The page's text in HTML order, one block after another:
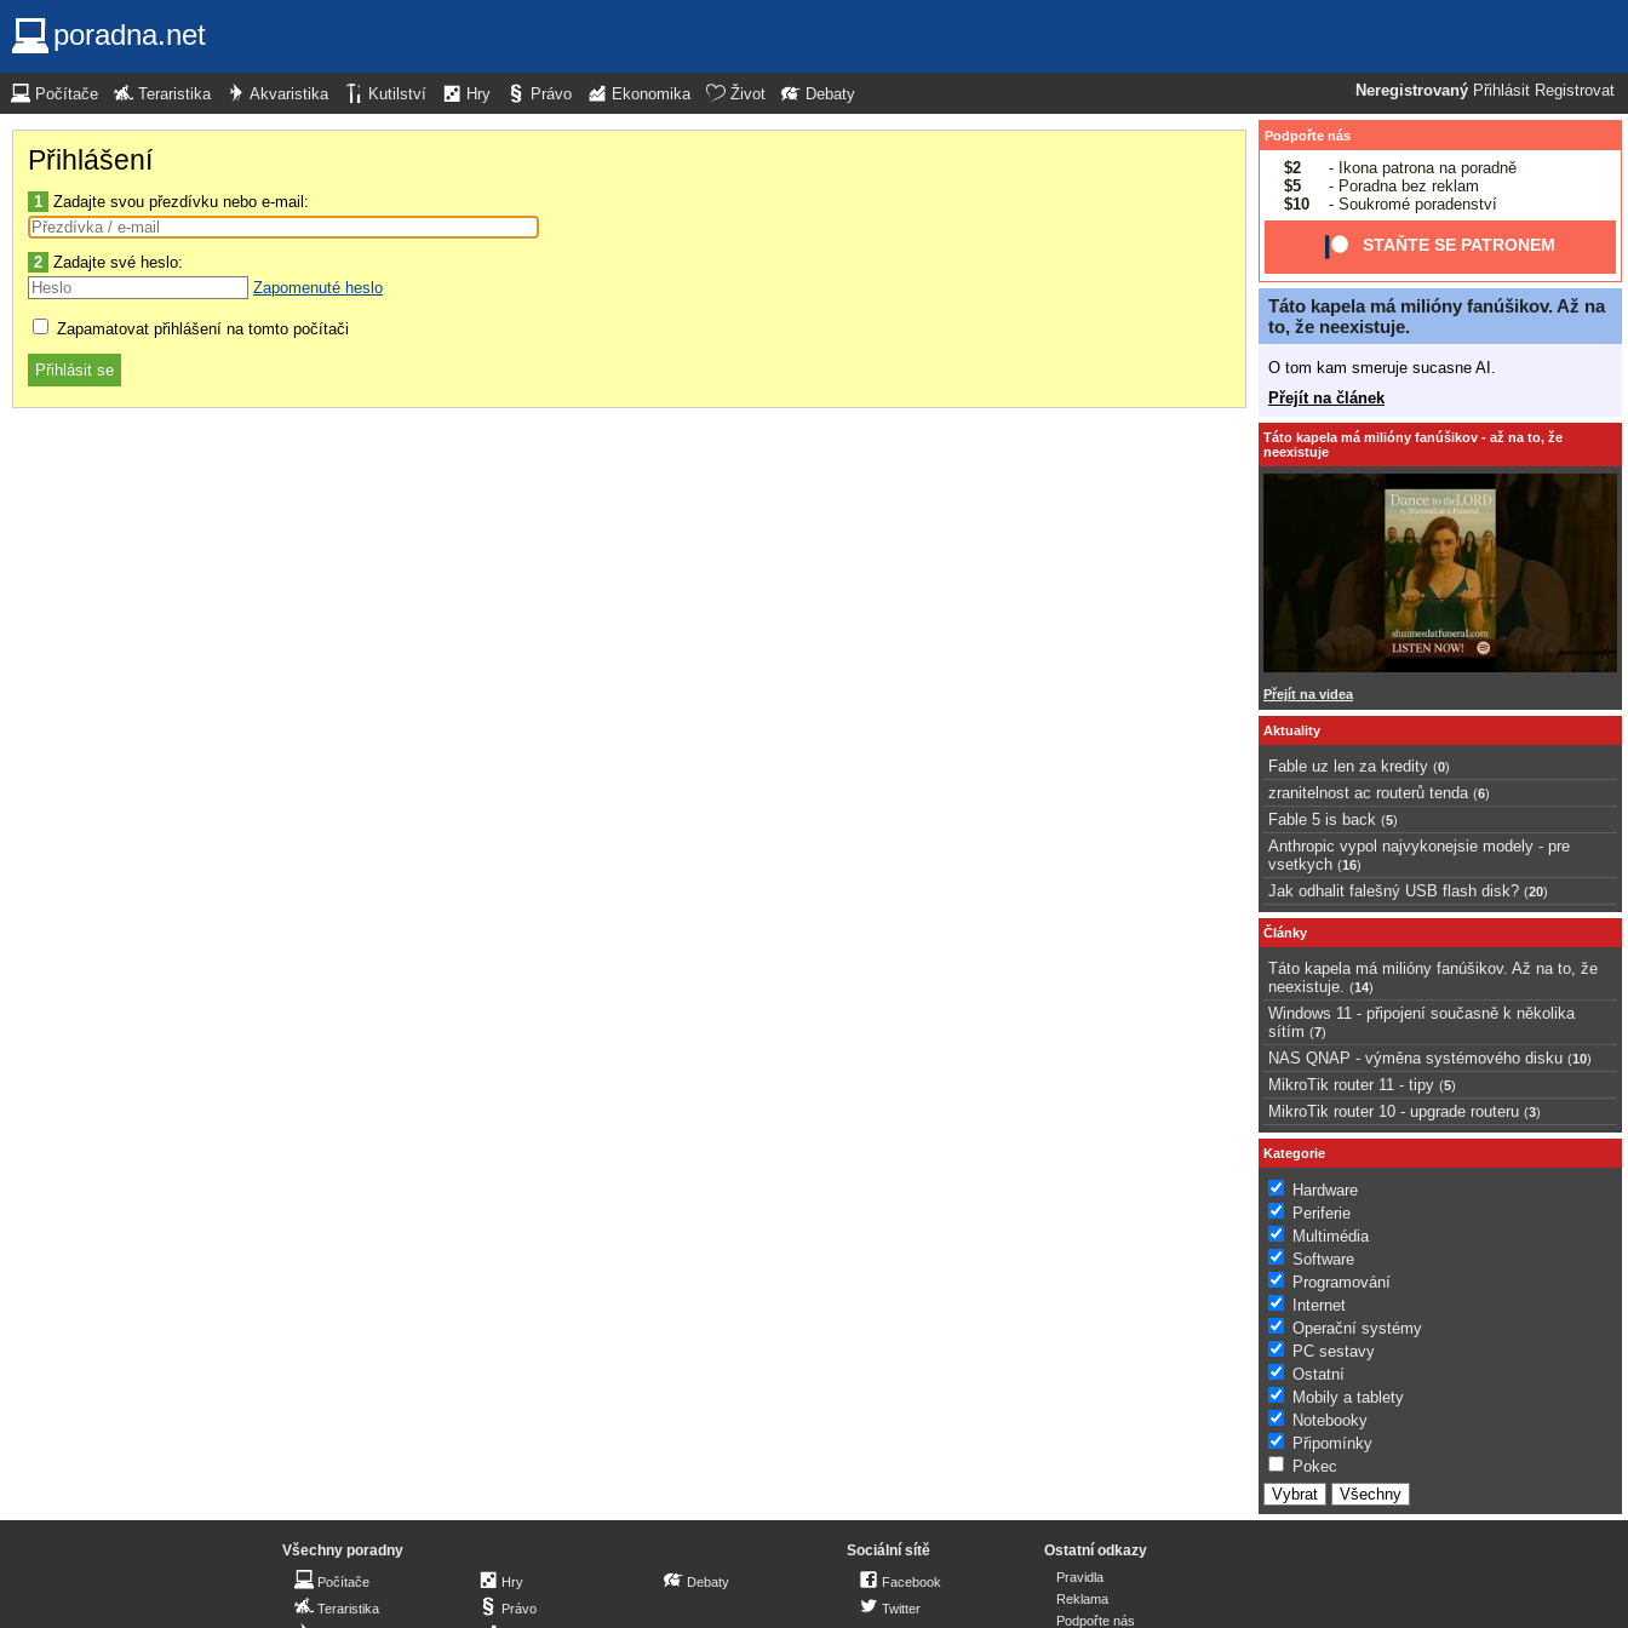
poradna.net
Neregistrovaný Přihlásit Registrovat
Počítače Teraristika Akvaristika Kutilství Hry Právo Ekonomika Život Debaty
Přihlášení
1 Zadajte svou přezdívku nebo e-mail:
2 Zadajte své heslo:
Zapomenuté heslo
Zapamatovat přihlášení na tomto počítači
Podpořte nás
$2
- Ikona patrona na poradně
$5
- Poradna bez reklam
$10
- Soukromé poradenství
STAŇTE SE PATRONEM
Táto kapela má milióny fanúšikov. Až na
to, že neexistuje.
O tom kam smeruje sucasne AI.
Přejít na článek
Táto kapela má milióny fanúšikov - až na to, že
neexistuje
Přejít na videa
Aktuality
Fable uz len za kredity (0)
zranitelnost ac routerů tenda (6)
Fable 5 is back (5)
Anthropic vypol najvykonejsie modely - pre
vsetkych (16)
Jak odhalit falešný USB flash disk? (20)
Články
Táto kapela má milióny fanúšikov. Až na to, že
neexistuje.
(14)
Windows 11 - připojení současně k několika
sítím (7)
NAS QNAP - výměna systémového disku (10)
MikroTik router 11 - tipy (5)
MikroTik router 10 - upgrade routeru (3)
Kategorie
Hardware
Periferie
Multimédia
Software
Programování
Internet
Operační systémy
PC sestavy
Ostatní
Mobily a tablety
Notebooky
Připomínky
Pokec
Všechny poradny
Počítače
Teraristika
Hry
Právo
Debaty
Sociální sítě
Facebook
Twitter
Ostatní odkazy
Pravidla
Reklama
Podpořte nás